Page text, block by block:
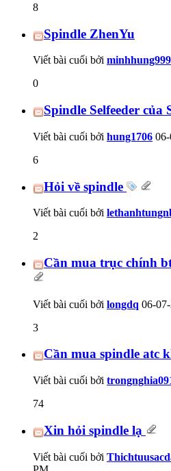
8
Spindle ZhenYu
Viết bài cuối bởi minhhung999
0
Spindle Selfeeder của
Viết bài cuối bởi hung1706
6
Hỏi về spindle
Viết bài cuối bởi
2
Cần mua trục chính
Viết bài cuối bởi longdq 06-
3
Cần mua spindle atc
Viết bài cuối bởi
74
Xin hỏi spindle lạ
Viết bài cuối bởi